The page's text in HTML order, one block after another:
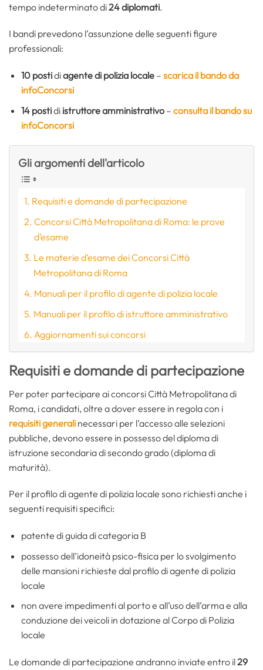
tempo indeterminato di24 diplomati.
I bandi prevedono l’assunzione delle seguenti figure
professionali:
10 postidiagente di polizia locale– scarica il bando da
infoConcorsi
14 postidi istruttore amministrativo– consulta il bando su
infoConcorsi
Gli argomenti dell'articolo
Requisiti e domande di partecipazione
Concorsi Città Metropolitana di Roma: le prove
d’esame
Le materie d’esame dei Concorsi Città
Metropolitana di Roma
Manuali per il profilo di agente di polizia locale
Manuali per il profilo di istruttore amministrativo
Aggiornamenti sui concorsi
Requisiti e domande di partecipazione
Per poter partecipare ai concorsi Città Metropolitana di
Roma, i candidati, oltre a dover essere in regola con i
requisiti generali necessari per l’accesso alle selezioni
pubbliche, devono essere in possesso del diploma di
istruzione secondaria di secondo grado (diploma di
maturità).
Per il profilo di agente di polizia locale sono richiesti anche i
seguenti requisiti specifici:
patente di guida di categoria B
possesso dell’idoneità psico-fisica per lo svolgimento
delle mansioni richieste dal profilo di agente di polizia
locale
non avere impedimenti al porto e all’uso dell’arma e alla
conduzione dei veicoli in dotazione al Corpo di Polizia
locale
Le domande di partecipazione andranno inviate entro il29